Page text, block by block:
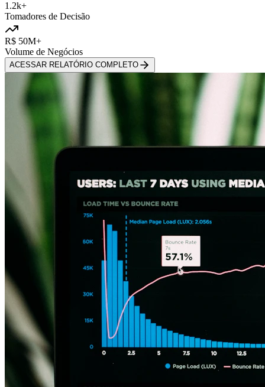
1.2k+
Tomadores de Decisão
R$ 50M+
Volume de Negócios
ACESSAR RELATÓRIO COMPLETO